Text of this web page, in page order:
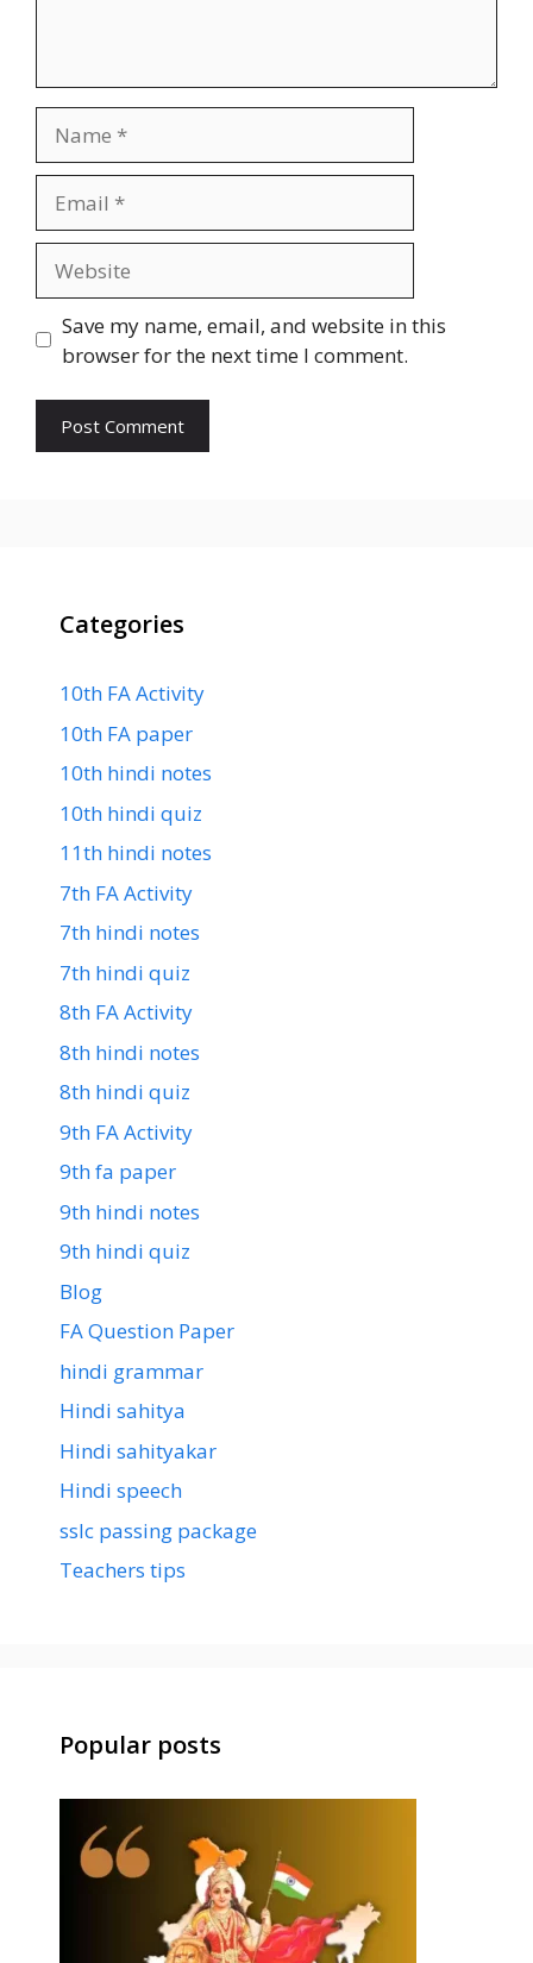
Save my name, email, and website in this
browser for the next time I comment.
Categories
10th FA Activity
10th FA paper
10th hindi notes
10th hindi quiz
11th hindi notes
7th FA Activity
7th hindi notes
7th hindi quiz
8th FA Activity
8th hindi notes
8th hindi quiz
9th FA Activity
9th fa paper
9th hindi notes
9th hindi quiz
Blog
FA Question Paper
hindi grammar
Hindi sahitya
Hindi sahityakar
Hindi speech
sslc passing package
Teachers tips
Popular posts